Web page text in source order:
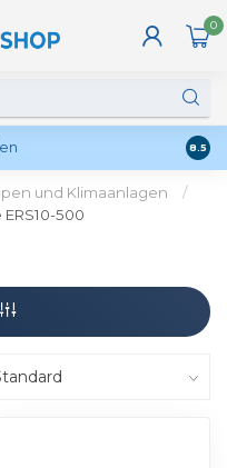
0
8.5
und Klimaanlagen
/
ERS10-500